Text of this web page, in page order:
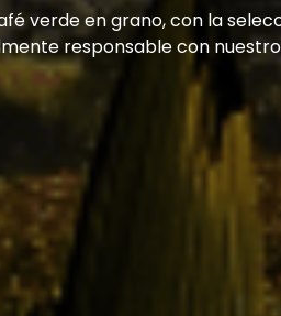
verde en grano, con la
responsable con